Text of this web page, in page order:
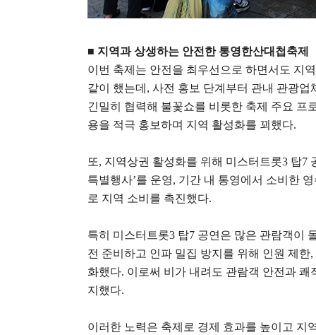
■ 지역과 상생하는 안전한 통영한산대첩축제
이번 축제는 안전을 최우선으로 하면서도 지
같이 했는데 , 사전 홍보 단계부터 관내 관광업
긴밀히 협력해 불꽃쇼를 비롯한 축제 주요 프
용을 적극 홍보하며 지역 활성화를 꾀했다.
또, 지역상권 활성화를 위해 미스터트롯3 탑7
특별행사’를 운영, 기간 내 통영에서 소비한
로 지역 소비를 촉진했다.
특히 미스터트롯3 탑7 공연은 많은 관람객이
전 준비하고 인파 밀집 방지를 위해 인원 제한,
화했다. 이로써 비가 내려도 관람객 안전과
지했다.
이러한 노력은 축제로 경제 효과를 높이고 지